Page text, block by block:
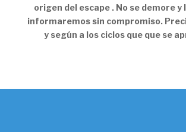
origen del escape . No se demore y
informaremos sin compromiso.
y según a los ciclos que que se